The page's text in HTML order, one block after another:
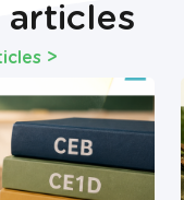
articles
>